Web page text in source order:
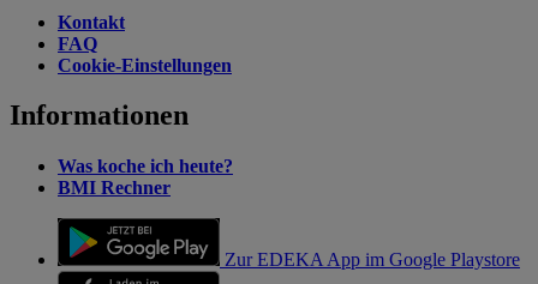
Kontakt
FAQ
Cookie-Einstellungen
Informationen
Was koche ich heute?
BMI Rechner
Zur EDEKA App im Google Playstore